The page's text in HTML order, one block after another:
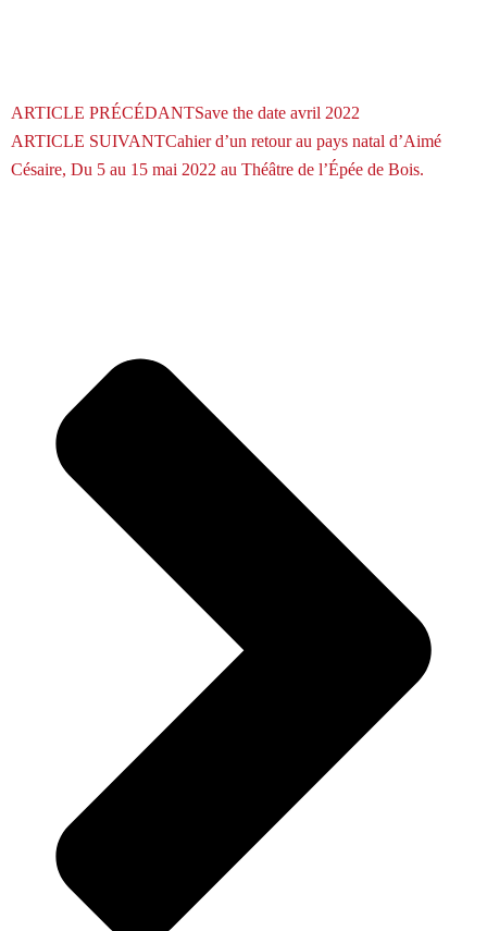
ARTICLE PRÉCÉDANTSave the date avril 2022
ARTICLE SUIVANTCahier d’un retour au pays natal d’Aimé
Césaire, Du 5 au 15 mai 2022 au Théâtre de l’Épée de Bois.